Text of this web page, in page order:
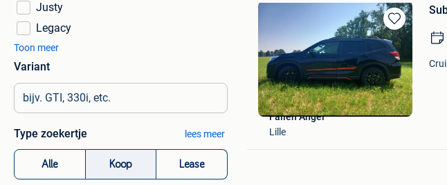
Justy
Legacy
Toon meer
Variant
Type zoekertje lees meer
Alle Koop Lease
Bewaren
in
Mijn
Favorieten
Fallen Angel
Lille